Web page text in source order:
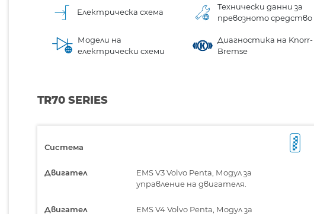
Електрическа схема
Технически данни за
превозното средство
Модели на
електрически схеми
Диагностика на Knorr-
Bremse
TR70 SERIES
Система
Двигател
EMS V3 Volvo Penta, Модул за
управление на двигателя.
Двигател
EMS V4 Volvo Penta, Модул за